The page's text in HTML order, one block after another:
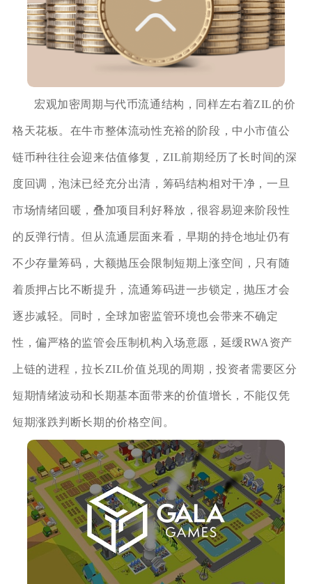
宏观加密周期与代币流通结构，同样左右着ZIL的价
格天花板。在牛市整体流动性充裕的阶段，中小市值公
链币种往往会迎来估值修复，ZIL前期经历了长时间的深
度回调，泡沫已经充分出清，筹码结构相对干净，一旦
市场情绪回暖，叠加项目利好释放，很容易迎来阶段性
的反弹行情。但从流通层面来看，早期的持仓地址仍有
不少存量筹码，大额抛压会限制短期上涨空间，只有随
着质押占比不断提升，流通筹码进一步锁定，抛压才会
逐步减轻。同时，全球加密监管环境也会带来不确定
性，偏严格的监管会压制机构入场意愿，延缓RWA资产
上链的进程，拉长ZIL价值兑现的周期，投资者需要区分
短期情绪波动和长期基本面带来的价值增长，不能仅凭
短期涨跌判断长期的价格空间。